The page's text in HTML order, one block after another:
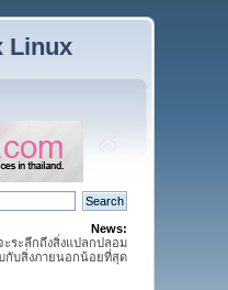
Linux
News:
ระลึกถึงสิ่งแปลกปลอม
กับสิ่งภายนอกน้อยที่สุด